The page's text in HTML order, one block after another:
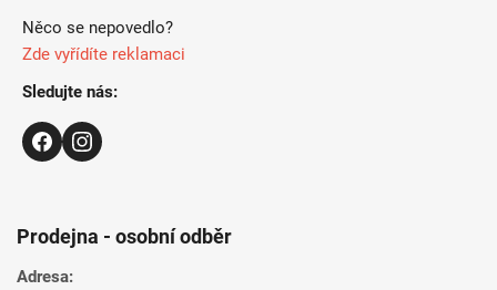
Něco se nepovedlo?
Zde vyřídíte reklamaci
Sledujte nás:
Prodejna - osobní odběr
Adresa: